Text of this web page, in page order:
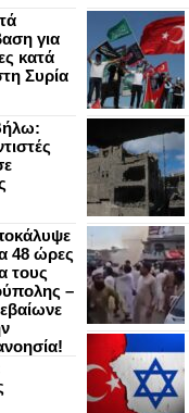
για
κατά
Συρία
48 ώρες
τους
–